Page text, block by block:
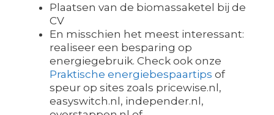
Plaatsen van de biomassaketel bij de
CV
En misschien het meest interessant:
realiseer een besparing op
energiegebruik. Check ook onze
Praktische energiebespaartips of
speur op sites zoals pricewise.nl,
easyswitch.nl, independer.nl,